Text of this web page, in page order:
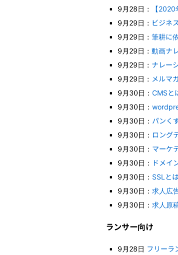
9月28日：
【
9月29日： ビジネ
9月29日： 筆耕に
9月29日： 動画ナ
9月29日： ナレー
9月29日： メルマ
9月30日： CMSと
9月30日：
9月30日： パンく
9月30日： ロング
9月30日： マーケ
9月30日： ドメイ
9月30日： SSLと
9月30日： 求人広
9月30日： 求人原
ランサー向け
9月28日 フリーラ